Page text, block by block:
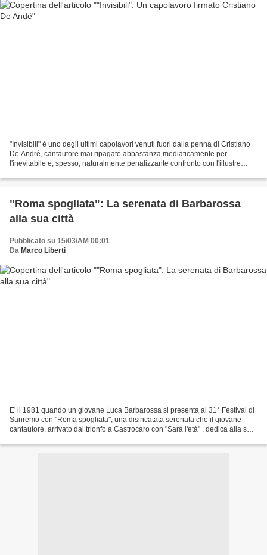
"Invisibili" è uno degli ultimi capolavori venuti fuori dalla penna di Cristiano
De André, cantautore mai ripagato abbastanza mediaticamente per
l'inevitabile e, spesso, naturalmente penalizzante confronto con l'illustre
"Roma spogliata": La serenata di Barbarossa
alla sua città
Pubblicato su 15/03/AM 00:01
Da Marco Liberti
E' il 1981 quando un giovane Luca Barbarossa si presenta al 31° Festival di
Sanremo con "Roma spogliata", una disincatata serenata che il giovane
cantautore, arrivato dal trionfo a Castrocaro con "Sarà l'età" , dedica alla sua